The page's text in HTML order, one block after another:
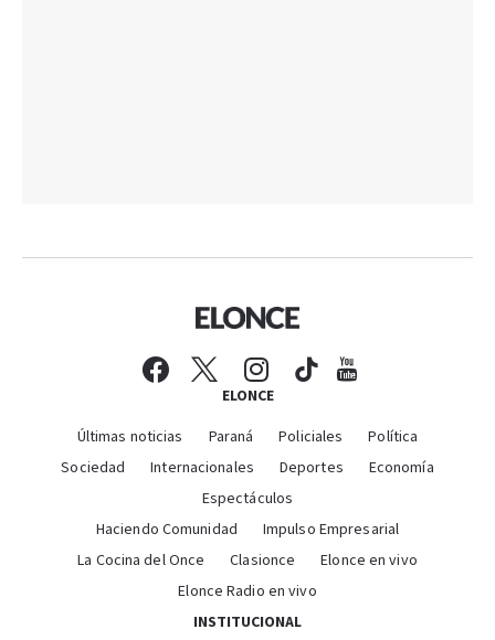
ELONCE
Últimas noticias Paraná Policiales
Política
Sociedad
Internacionales Deportes
Economía
Espectáculos
Haciendo Comunidad
Impulso Empresarial
La Cocina del Once
Clasionce
Elonce en vivo
Elonce Radio en vivo
INSTITUCIONAL